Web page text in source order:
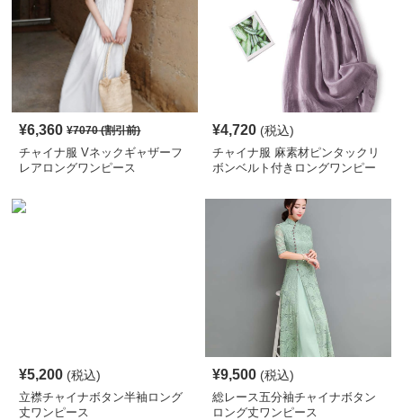
¥6,360 ¥7070(割引前)
チャイナ服 Vネックギャザーフ
レアロングワンピース
¥4,720 (税込)
チャイナ服 麻素材ピンタックリ
ボンベルト付きロングワンピー
¥5,200 (税込)
立襟チャイナボタン半袖ロング
丈ワンピース
¥9,500 (税込)
総レース五分袖チャイナボタン
ロング丈ワンピース